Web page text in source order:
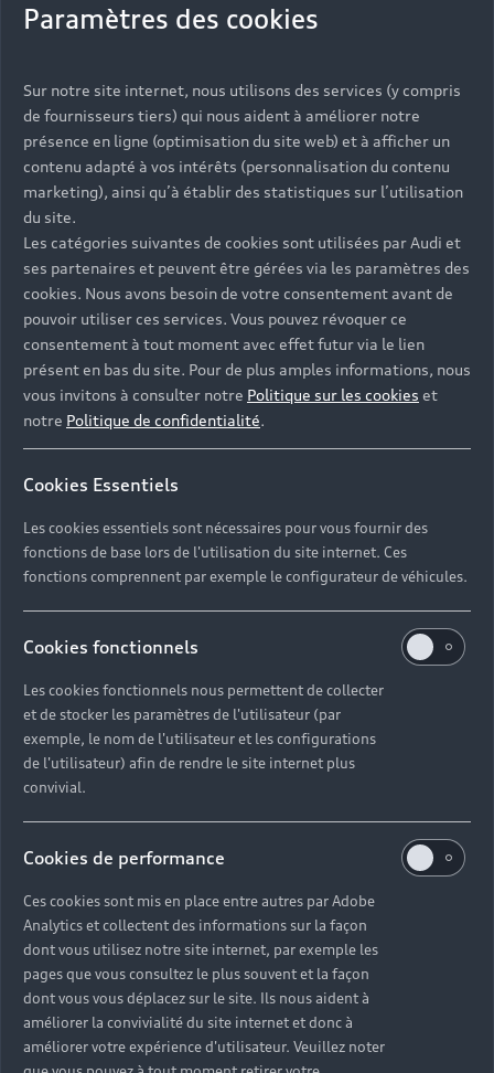
Paramètres des cookies
Sur notre site internet, nous utilisons des services (y compris
de fournisseurs tiers) qui nous aident à améliorer notre
présence en ligne (optimisation du site web) et à afficher un
contenu adapté à vos intérêts (personnalisation du contenu
marketing), ainsi qu’à établir des statistiques sur l’utilisation
du site.
Les catégories suivantes de cookies sont utilisées par Audi et
ses partenaires et peuvent être gérées via les paramètres des
cookies. Nous avons besoin de votre consentement avant de
pouvoir utiliser ces services. Vous pouvez révoquer ce
consentement à tout moment avec effet futur via le lien
présent en bas du site. Pour de plus amples informations, nous
vous invitons à consulter notre Politique sur les cookies et
notre Politique de confidentialité.
Cookies Essentiels
Les cookies essentiels sont nécessaires pour vous fournir des
fonctions de base lors de l'utilisation du site internet. Ces
fonctions comprennent par exemple le configurateur de véhicules.
Cookies fonctionnels
Les cookies fonctionnels nous permettent de collecter
et de stocker les paramètres de l'utilisateur (par
exemple, le nom de l'utilisateur et les configurations
de l'utilisateur) afin de rendre le site internet plus
convivial.
Cookies de performance
Ces cookies sont mis en place entre autres par Adobe
Analytics et collectent des informations sur la façon
dont vous utilisez notre site internet, par exemple les
pages que vous consultez le plus souvent et la façon
dont vous vous déplacez sur le site. Ils nous aident à
améliorer la convivialité du site internet et donc à
améliorer votre expérience d'utilisateur. Veuillez noter
Nos modèles
Audi pour les
professionnels
Accédez à toute l’excellence Audi avec nos
différentes gammes aux technologies innovantes
et aux finitions haut de gamme. Contactez-nous